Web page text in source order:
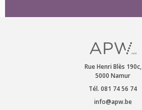
Rue Henri Blès 190c,
5000 Namur
Tél. 081 74 56 74
info@apw.be